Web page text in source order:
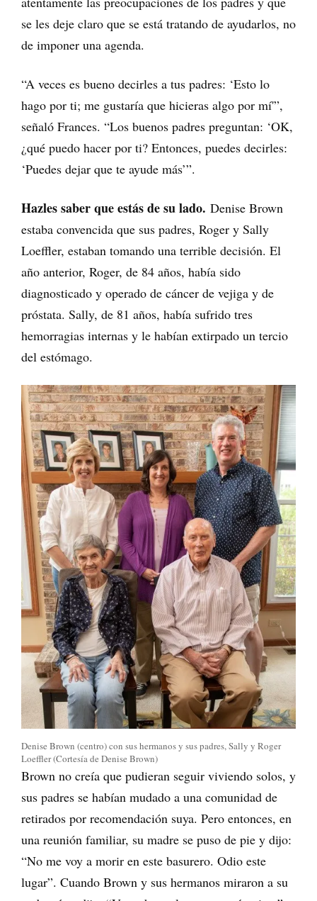
se les deje claro que se está tratando de ayudarlos, no
de imponer una agenda.
“A veces es bueno decirles a tus padres: ‘Esto lo
hago por ti; me gustaría que hicieras algo por mí'”,
señaló Frances. “Los buenos padres preguntan: ‘OK,
¿qué puedo hacer por ti? Entonces, puedes decirles:
‘Puedes dejar que te ayude más’”.
Hazles saber que estás de su lado. Denise Brown
estaba convencida que sus padres, Roger y Sally
Loeffler, estaban tomando una terrible decisión. El
año anterior, Roger, de 84 años, había sido
diagnosticado y operado de cáncer de vejiga y de
próstata. Sally, de 81 años, había sufrido tres
hemorragias internas y le habían extirpado un tercio
del estómago.
Denise Brown (centro) con sus hermanos y sus padres, Sally y Roger
Loeffler (Cortesía de Denise Brown)
Brown no creía que pudieran seguir viviendo solos, y
sus padres se habían mudado a una comunidad de
retirados por recomendación suya. Pero entonces, en
una reunión familiar, su madre se puso de pie y dijo:
“No me voy a morir en este basurero. Odio este
lugar”. Cuando Brown y sus hermanos miraron a su